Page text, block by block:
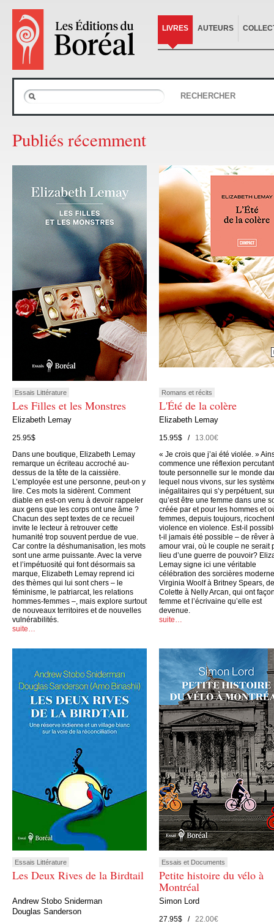
LIVRES AUTEURS
RECHERCHER
Publiés récemment
Essais Littérature
Les Filles et les Monstres
Elizabeth Lemay
25.95$
Dans une boutique, Elizabeth Lemay
remarque un écriteau accroché au-
dessus de la tête de la caissière.
L’employée est une personne, peut-on y
lire. Ces mots la sidèrent. Comment
diable en est-on venu à devoir rappeler
aux gens que les corps ont une âme ?
Chacun des sept textes de ce recueil
invite le lecteur à retrouver cette
humanité trop souvent perdue de vue.
Car contre la déshumanisation, les mots
sont une arme puissante. Avec la verve
et l’impétuosité qui font désormais sa
marque, Elizabeth Lemay reprend ici
des thèmes qui lui sont chers – le
féminisme, le patriarcat, les relations
hommes-femmes –, mais explore surtout
de nouveaux territoires et de nouvelles
vulnérabilités.
suite…
Romans et récits
L'Été de la colère
Elizabeth Lemay
15.95$ /13.00€
« Je crois que j’ai été violée. »
commence une réflexion
toute personnelle sur le monde
lequel nous vivons, sur les
inégalitaires qui s’y perpétuent,
qu’est être une femme dans une
créée par et pour les hommes et
femmes, depuis toujours,
violence en violence. Est-il
t-il jamais été possible – de rêver
amour vrai, où le couple ne serait
lieu d’une guerre de pouvoir?
Lemay signe ici une véritable
célébration des sorcières
Virginia Woolf à Britney Spears, de
Colette à Nelly Arcan, qui ont
femme et l’écrivaine qu’elle est
devenue.
suite…
Essais Littérature
Les Deux Rives de la Birdtail
Andrew Stobo Sniderman
Douglas Sanderson
Essais et Documents
Petite histoire du vélo à
Montréal
Simon Lord
27.95$ /22.00€